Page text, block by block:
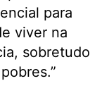
para
viver na
sobretudo